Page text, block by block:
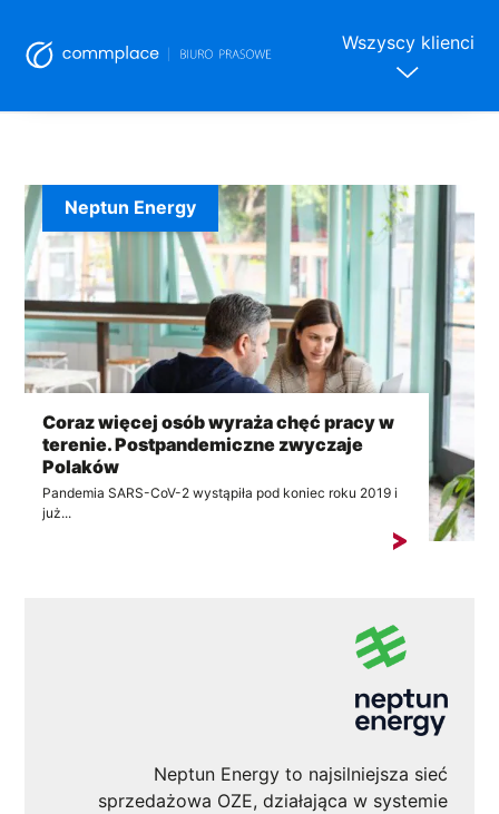
Wszyscy klienci
Coraz więcej osób wyraża chęć pracy w
terenie. Postpandemiczne zwyczaje
Polaków
Pandemia SARS-CoV-2 wystąpiła pod koniec roku 2019 i
już...
Neptun Energy
Neptun Energy to najsilniejsza sieć
sprzedażowa OZE, działająca w systemie